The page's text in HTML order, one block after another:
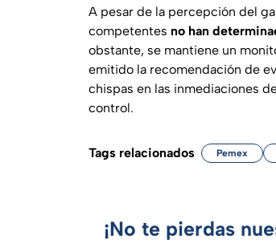
A pesar de la percepción del
competentes no han
obstante, se mantiene un
emitido la recomendación de
chispas en las inmediaciones
control.
Tags relacionados Pemex
¡No te pierdas